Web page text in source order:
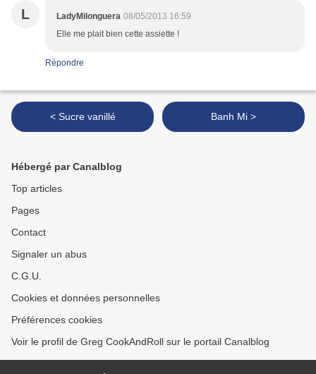
L LadyMilonguera 08/05/2013 16:59
Elle me plait bien cette assiette !
Répondre
< Sucre vanillé Banh Mi >
Hébergé par Canalblog
Top articles
Pages
Contact
Signaler un abus
C.G.U.
Cookies et données personnelles
Préférences cookies
Voir le profil de Greg CookAndRoll sur le portail Canalblog